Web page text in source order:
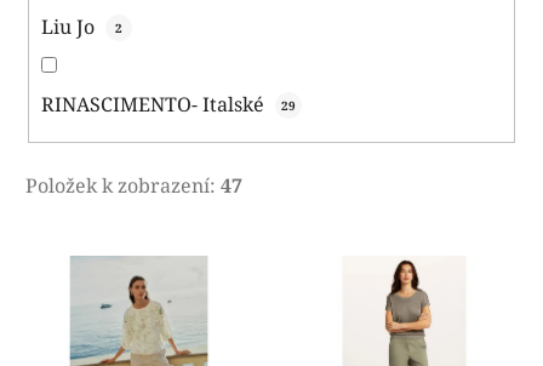
Liu Jo 2
RINASCIMENTO- Italské 29
Položek k zobrazení: 47